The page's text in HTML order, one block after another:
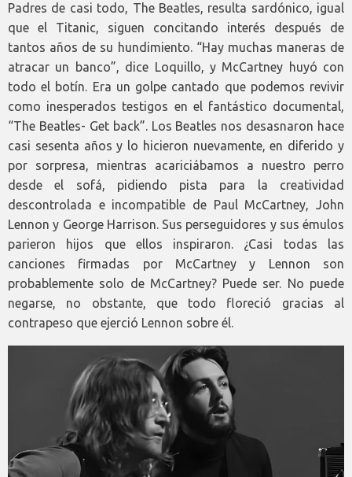
Padres de casi todo, The Beatles, resulta sardónico, igual
que el Titanic, siguen concitando interés después de
tantos años de su hundimiento. “Hay muchas maneras de
atracar un banco”, dice Loquillo, y McCartney huyó con
todo el botín. Era un golpe cantado que podemos revivir
como inesperados testigos en el fantástico documental,
“The Beatles- Get back”. Los Beatles nos desasnaron hace
casi sesenta años y lo hicieron nuevamente, en diferido y
por sorpresa, mientras acariciábamos a nuestro perro
desde el sofá, pidiendo pista para la creatividad
descontrolada e incompatible de Paul McCartney, John
Lennon y George Harrison. Sus perseguidores y sus émulos
parieron hijos que ellos inspiraron. ¿Casi todas las
canciones firmadas por McCartney y Lennon son
probablemente solo de McCartney? Puede ser. No puede
negarse, no obstante, que todo floreció gracias al
contrapeso que ejerció Lennon sobre él.